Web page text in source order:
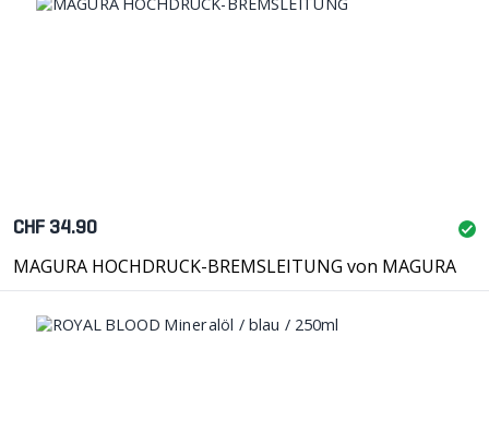
CHF 34.90
MAGURA HOCHDRUCK-BREMSLEITUNG von MAGURA